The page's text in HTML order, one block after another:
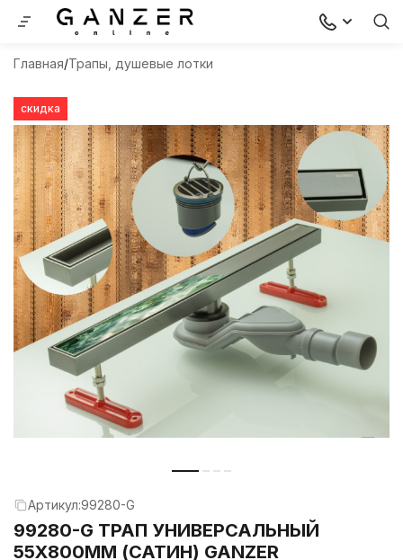
Главная Трапы, душевые лотки
скидка
Артикул:99280-G
99280-G ТРАП УНИВЕРСАЛЬНЫЙ
55Х800ММ (САТИН) GANZER